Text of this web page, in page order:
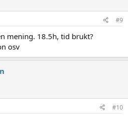
#9
mening. 18.5h, tid brukt?
osv
#10